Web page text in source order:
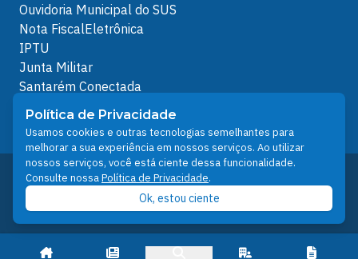
Ouvidoria Municipal do SUS
Nota FiscalEletrônica
IPTU
Junta Militar
Santarém Conectada
Política de Privacidade
People illustrations by Storyset
Desenvolvido pelo Núcleo Técnico de Gestão de
Tecnologia da Informação - NTI
Prefeitura de Santarém © 2026
Política de Privacidade
Usamos cookies e outras tecnologias semelhantes para
melhorar a sua experiência em nossos serviços. Ao utilizar
nossos serviços, você está ciente dessa funcionalidade.
Consulte nossaPolítica de Privacidade.
Ok, estou ciente